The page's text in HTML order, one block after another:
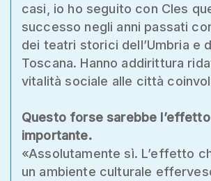
casi, io ho seguito con Cles
successo negli anni passati
dei teatri storici dell’Umbria e
Toscana. Hanno addirittura
vitalità sociale alle città
Questo forse sarebbe
importante.
«Assolutamente sì. L’effetto
un ambiente culturale